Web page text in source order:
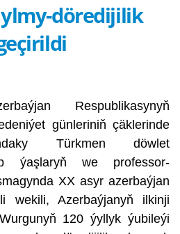
ylmy-döredijilik
Respublikasynyň
günleriniň çäklerinde
Türkmen döwlet
ýaşlaryň we professor-
XX asyr azerbaýjan
wekili, Azerbaýjanyň ilkinji
120 ýyllyk ýubileýi